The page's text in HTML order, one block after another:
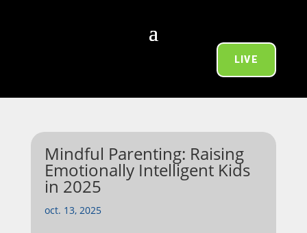
LIVE
Mindful Parenting: Raising
Emotionally Intelligent Kids
in 2025
oct. 13, 2025